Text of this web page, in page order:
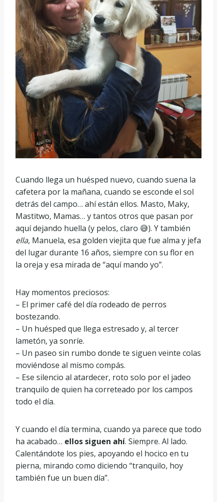
Cuando llega un huésped nuevo, cuando suena la
cafetera por la mañana, cuando se esconde el sol
detrás del campo… ahí están ellos. Masto, Maky,
Mastitwo, Mamas… y tantos otros que pasan por
aquí dejando huella (y pelos, claro 😅). Y también
ella, Manuela, esa golden viejita que fue alma y jefa
del lugar durante 16 años, siempre con su flor en
la oreja y esa mirada de “aquí mando yo”.
Hay momentos preciosos:
– El primer café del día rodeado de perros
bostezando.
– Un huésped que llega estresado y, al tercer
lametón, ya sonríe.
– Un paseo sin rumbo donde te siguen veinte colas
moviéndose al mismo compás.
– Ese silencio al atardecer, roto solo por el jadeo
tranquilo de quien ha correteado por los campos
todo el día.
Y cuando el día termina, cuando ya parece que todo
ha acabado… ellos siguen ahí. Siempre. Al lado.
Calentándote los pies, apoyando el hocico en tu
pierna, mirando como diciendo “tranquilo, hoy
también fue un buen día”.